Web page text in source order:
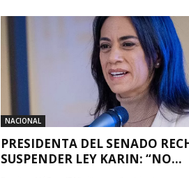
NACIONAL
PRESIDENTA DEL SENADO
SUSPENDER LEY KARIN: “NO...